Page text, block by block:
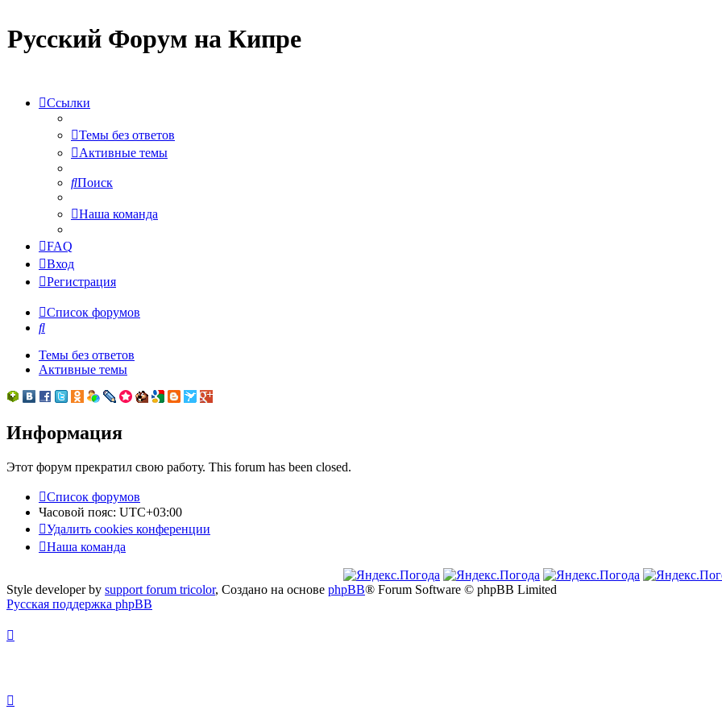
Русский Форум на Кипре
Ссылки
Темы без ответов
Активные темы
Поиск
Наша команда
FAQ
Вход
Регистрация
Список форумов
Поиск
Темы без ответов
Активные темы
Информация
Этот форум прекратил свою работу. This forum has been closed.
Список форумов
Часовой пояс: UTC+03:00
Удалить cookies конференции
Наша команда
Style developer by support forum tricolor, Создано на основе phpBB® Forum Software © phpBB Limited
Русская поддержка phpBB